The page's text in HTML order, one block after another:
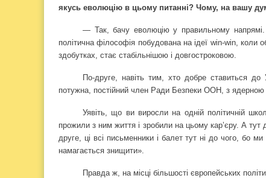
якусь еволюцію в цьому питанні? Чому, на вашу
— Так, бачу еволюцію у правильному
політична філософія побудована на ідеї win-win,
здобутках, стає стабільнішою і довгостроковою.
По-друге, навіть тим, хто добре ставиться
потужна, постійний член Ради Безпеки ООН, з
Уявіть, що ви виросли на одній політичній
прожили з ним життя і зробили на цьому кар’єру. А
друге, ці всі письменники і балет тут ні до чого, бо
намагається знищити».
Правда ж, на місці більшості європейських